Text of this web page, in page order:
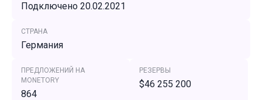
Подключено 20.02.2021
СТРАНА
Германия
ПРЕДЛОЖЕНИЙ НА
MONETORY
864
РЕЗЕРВЫ
$46 255 200